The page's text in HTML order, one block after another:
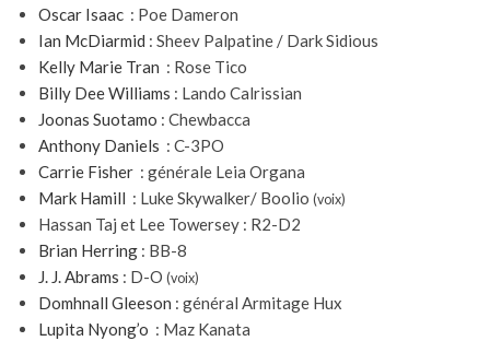
Oscar Isaac : Poe Dameron
Ian McDiarmid : Sheev Palpatine / Dark Sidious
Kelly Marie Tran : Rose Tico
Billy Dee Williams : Lando Calrissian
Joonas Suotamo : Chewbacca
Anthony Daniels : C-3PO
Carrie Fisher : générale Leia Organa
Mark Hamill : Luke Skywalker/ Boolio (voix)
Hassan Taj et Lee Towersey : R2-D2
Brian Herring : BB-8
J. J. Abrams : D-O (voix)
Domhnall Gleeson : général Armitage Hux
Lupita Nyong’o : Maz Kanata